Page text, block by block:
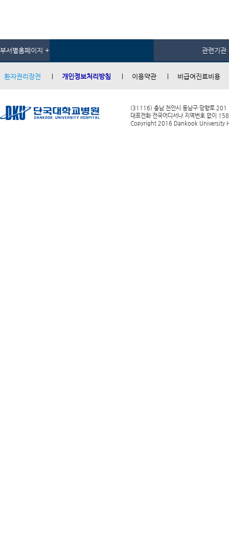
부서별홈페이지 + 관련기관
환자권리장전 개인정보처리방침 이용약관 비급여진료비용
(31116) 충남 천안시 동남구 망향로 201
대표전화 전국어디서나 지역번호 없이
Copyright 2016 Dankook University